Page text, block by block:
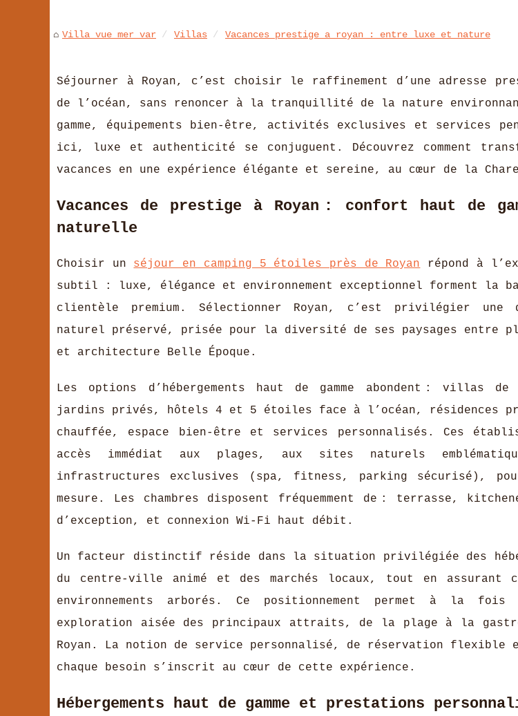
Villa vue mer var Villas Vacances prestige a royan : entre luxe et nature
Séjourner à Royan, c’est choisir le raffinement d’une adresse
de l’océan, sans renoncer à la tranquillité de la nature
gamme, équipements bien-être, activités exclusives et services
ici, luxe et authenticité se conjuguent. Découvrez comment
vacances en une expérience élégante et sereine, au cœur de la
Vacances de prestige à Royan : confort haut de
naturelle
Choisir un séjour en camping 5 étoiles près de Royan répond à
subtil : luxe, élégance et environnement exceptionnel forment la
clientèle premium. Sélectionner Royan, c’est privilégier une
naturel préservé, prisée pour la diversité de ses paysages entre
et architecture Belle Époque.
Les options d’hébergements haut de gamme abondent : villas
jardins privés, hôtels 4 et 5 étoiles face à l’océan, résidences
chauffée, espace bien-être et services personnalisés. Ces
accès immédiat aux plages, aux sites naturels
infrastructures exclusives (spa, fitness, parking sécurisé),
mesure. Les chambres disposent fréquemment de : terrasse,
d’exception, et connexion Wi-Fi haut débit.
Un facteur distinctif réside dans la situation privilégiée des
du centre-ville animé et des marchés locaux, tout en assurant
environnements arborés. Ce positionnement permet à la
exploration aisée des principaux attraits, de la plage à la
Royan. La notion de service personnalisé, de réservation flexible
chaque besoin s’inscrit au cœur de cette expérience.
Hébergements haut de gamme et prestations